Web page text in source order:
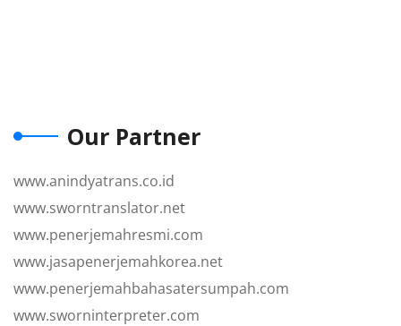
Our Partner
www.anindyatrans.co.id
www.sworntranslator.net
www.penerjemahresmi.com
www.jasapenerjemahkorea.net
www.penerjemahbahasatersumpah.com
www.sworninterpreter.com